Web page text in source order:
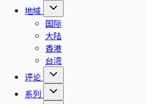
地域
国际
大陆
香港
台湾
评论
系列